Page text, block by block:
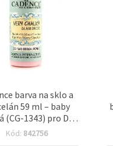
barva na sklo a
59 ml – baby
(CG-1343) pro DIY
na sklo,
Kód: 842756